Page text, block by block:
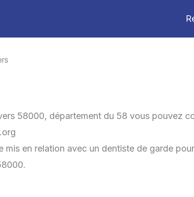
58000, département du 58 vous pouvez
en relation avec un dentiste de garde